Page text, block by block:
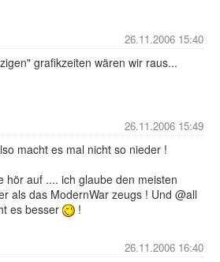
26.11.2006 15:40
grafikzeiten wären wir raus...
26.11.2006 15:49
macht es mal nicht so nieder !
hör auf .... ich glaube den meisten
als das ModernWar zeugs ! Und @all
es besser
!
26.11.2006 16:40